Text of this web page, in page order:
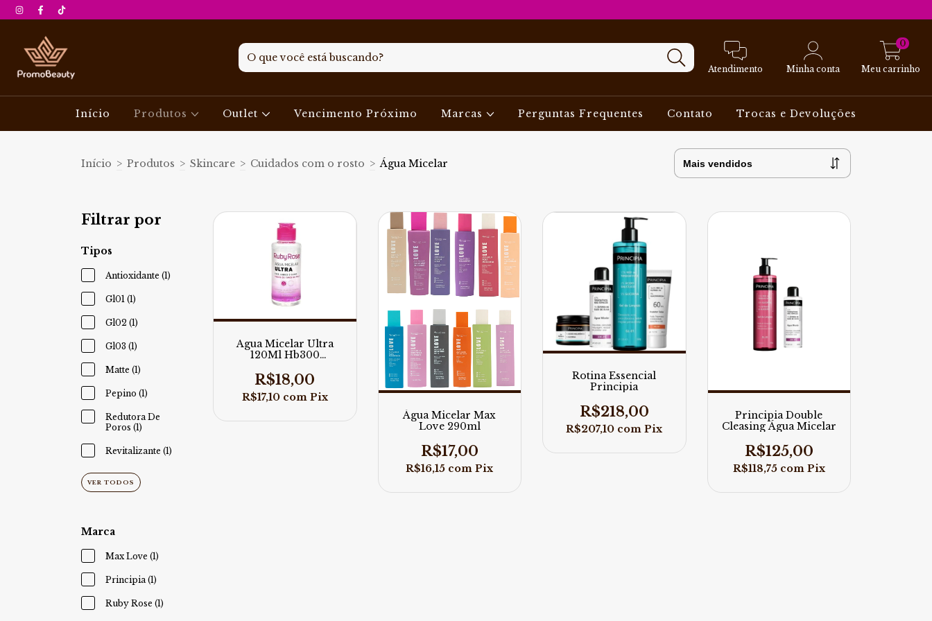
Atendimento Minha conta Meu carrinho
0
Início Produtos Outlet Vencimento Próximo Marcas Perguntas Frequentes Contato Trocas e Devoluções
Início > Produtos > Skincare > Cuidados com o rosto > Água Micelar
Filtrar por
Tipos
Antioxidante (1)
Gl01 (1)
Gl02 (1)
Gl03 (1)
Matte (1)
Pepino (1)
Redutora De
Poros (1)
Revitalizante (1)
VER TODOS
Marca
Max Love (1)
Principia (1)
Ruby Rose (1)
Agua Micelar Ultra
120Ml Hb300
R$18,00
R$17,10 com Pix
Água Micelar Max
Love 290ml
R$17,00
R$16,15 com Pix
Rotina Essencial
Principia
R$218,00
R$207,10 com Pix
Principia Double
Cleasing Água Micelar
R$125,00
R$118,75 com Pix